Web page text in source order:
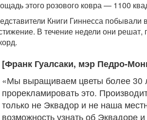
этого розового ковра — 1100
Книги Гиннесса
В течение недели они решат,
[Франк Гуалсаки, мэр Педро-
«Мы выращиваем цветы более 30
прорекламировать это.
только не Эквадор и не наша
возможность узнать об Эквадоре